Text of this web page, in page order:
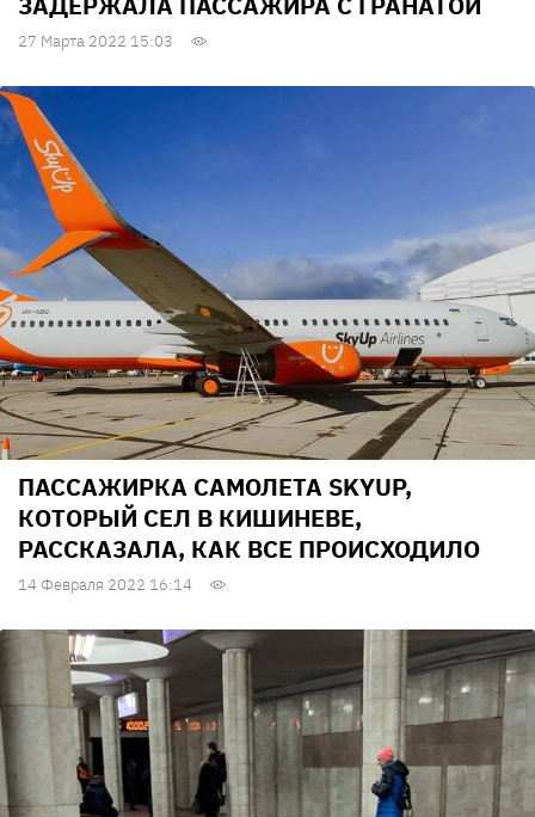
27 Марта 2022 15:03
ПАССАЖИРКА САМОЛЕТА SKYUP,
КОТОРЫЙ СЕЛ В КИШИНЕВЕ,
РАССКАЗАЛА, КАК ВСЕ ПРОИСХОДИЛО
14 Февраля 2022 16:14